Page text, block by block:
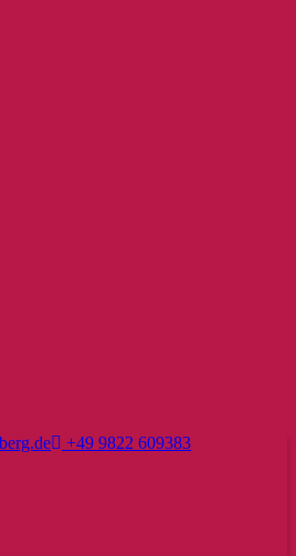
+49 9822 609383